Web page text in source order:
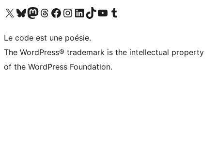
Visitez notre compte X (précédemment Twitter)
Visiter notre compte Bluesky
Visiter notre compte Mastodon
Visiter notre compte Threads
Consulter notre compte Facebook
Consulter notre compte Instagram
Consulter notre compte LinkedIn
Visiter notre compte TokTok
Visiter notre chaîne YouTube
Visiter notre compte Tumblr
Le code est une poésie.
The WordPress® trademark is the intellectual property
of the WordPress Foundation.